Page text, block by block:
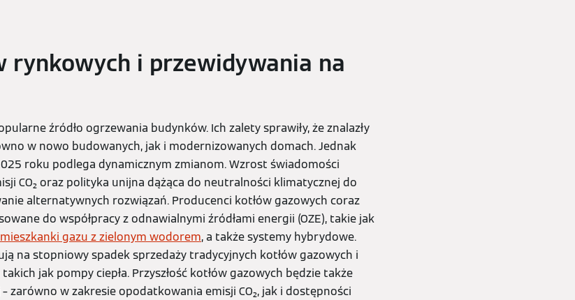
rynkowych i przewidywania na
źródło ogrzewania budynków. Ich zalety sprawiły, że znalazły
w nowo budowanych, jak i modernizowanych domach. Jednak
roku podlega dynamicznym zmianom. Wzrost świadomości
CO₂ oraz polityka unijna dążąca do neutralności klimatycznej do
alternatywnych rozwiązań. Producenci kotłów gazowych coraz
do współpracy z odnawialnymi źródłami energii (OZE), takie jak
gazu z zielonym wodorem, a także systemy hybrydowe.
na stopniowy spadek sprzedaży tradycyjnych kotłów gazowych i
jak pompy ciepła. Przyszłość kotłów gazowych będzie także
zarówno w zakresie opodatkowania emisji CO₂, jak i dostępności